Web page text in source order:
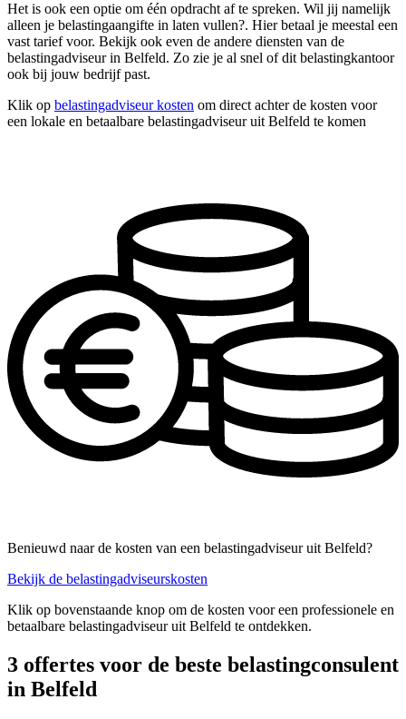
Het is ook een optie om één opdracht af te spreken. Wil jij namelijk
alleen je belastingaangifte in laten vullen?. Hier betaal je meestal een
vast tarief voor. Bekijk ook even de andere diensten van de
belastingadviseur in Belfeld. Zo zie je al snel of dit belastingkantoor
ook bij jouw bedrijf past.
Klik op belastingadviseur kosten om direct achter de kosten voor
een lokale en betaalbare belastingadviseur uit Belfeld te komen
Benieuwd naar de kosten van een belastingadviseur uit Belfeld?
Bekijk de belastingadviseurskosten
Klik op bovenstaande knop om de kosten voor een professionele en
betaalbare belastingadviseur uit Belfeld te ontdekken.
3 offertes voor de beste belastingconsulent
in Belfeld